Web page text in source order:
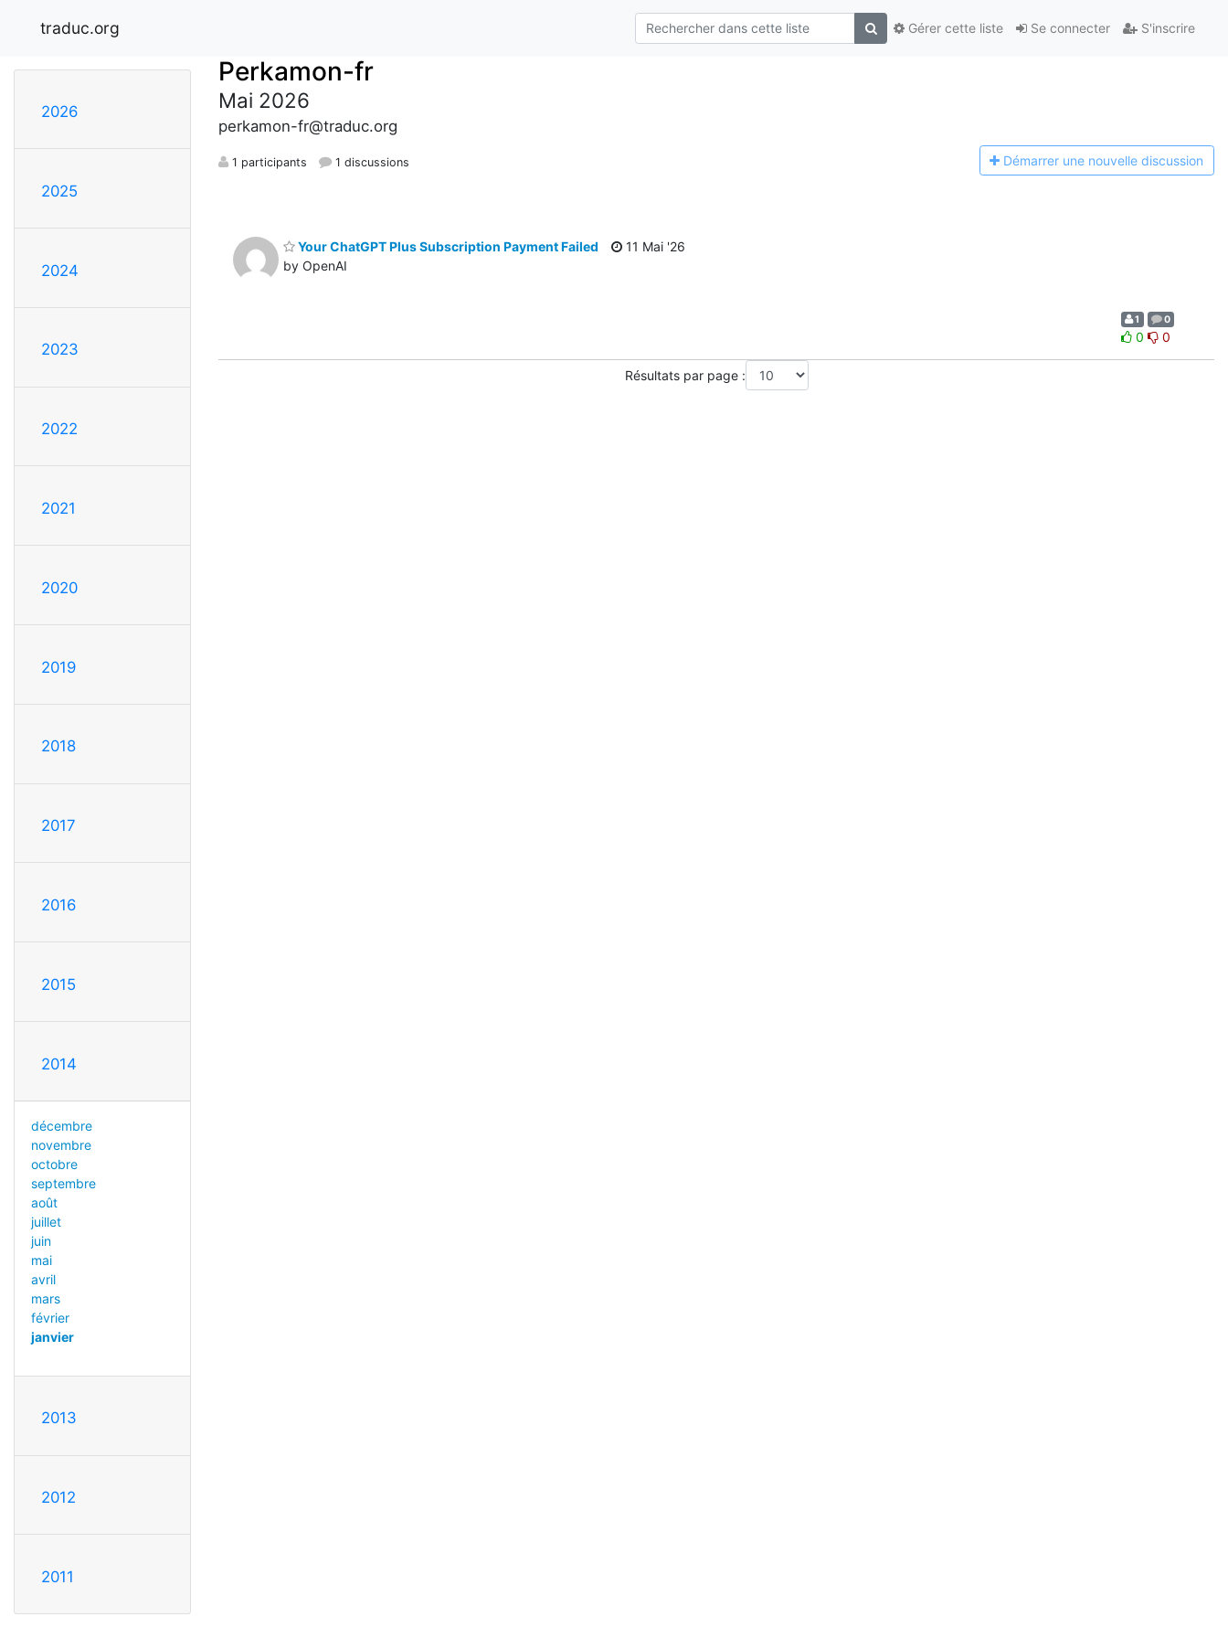
traduc.org Se connecter S'inscrire
Gérer cette liste
2026
2025
2024
2023
2022
2021
2020
2019
2018
2017
2016
2015
2014
décembre
novembre
octobre
septembre
août
juillet
juin
mai
avril
mars
février
janvier
2013
2012
2011
Perkamon-fr
Mai 2026
perkamon-fr@traduc.org
1 participants 1 discussions Démarrer une nouvelle discussion
Your ChatGPT Plus Subscription Payment Failed
by OpenAI
11 Mai '26
1 0
0 0
Résultats par page :